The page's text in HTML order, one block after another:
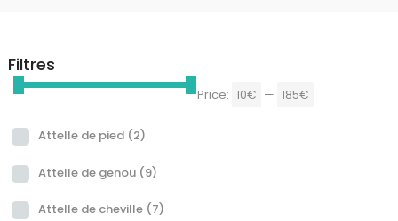
Filtres
Price: 10€ — 185€
Attelle de pied (2)
Attelle de genou (9)
Attelle de cheville (7)